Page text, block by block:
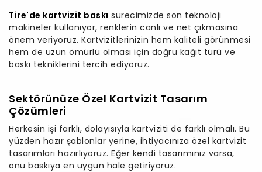
Tire'de kartvizit baskı sürecimizde son teknoloji
makineler kullanıyor, renklerin canlı ve net çıkmasına
önem veriyoruz. Kartvizitlerinizin hem kaliteli görünmesi
hem de uzun ömürlü olması için doğru kağıt türü ve
baskı tekniklerini tercih ediyoruz.
Sektörünüze Özel Kartvizit Tasarım
Çözümleri
Herkesin işi farklı, dolayısıyla kartviziti de farklı olmalı. Bu
yüzden hazır şablonlar yerine, ihtiyacınıza özel kartvizit
tasarımları hazırlıyoruz. Eğer kendi tasarımınız varsa,
onu baskıya en uygun hale getiriyoruz.